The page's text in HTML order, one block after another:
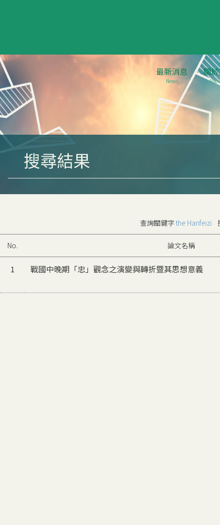
最新消息
News
關
搜尋結果
查詢關鍵字the Hanfeizi
No. 論文名稱
1 戰國中晚期「忠」觀念之演變與轉折暨其思想意義